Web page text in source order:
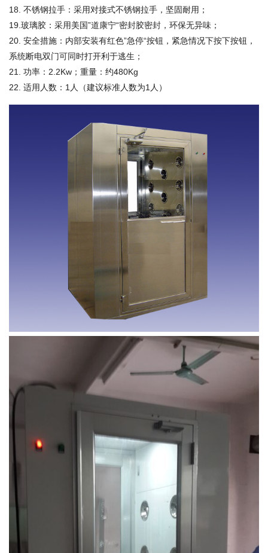
18. 不锈钢拉手：采用对接式不锈钢拉手，坚固耐用；
19. 玻璃胶：采用美国”道康宁“密封胶密封，环保无异味；
20. 安全措施：内部安装有红色”急停“按钮，紧急情况下按下按钮，
系统断电双门可同时打开利于逃生；
21. 功率： 2.2Kw ；重量：约480Kg
22. 适用人数： 1 人（建议标准人数为1 人）